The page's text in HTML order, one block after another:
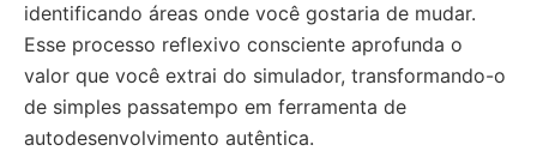
identificando áreas onde você gostaria de mudar.
Esse processo reflexivo consciente aprofunda o
valor que você extrai do simulador, transformando-o
de simples passatempo em ferramenta de
autodesenvolvimento autêntica.